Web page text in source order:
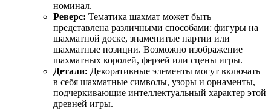
номинал.
Реверс: Тематика шахмат может быть
представлена различными способами: фигуры на
шахматной доске, знаменитые партии или
шахматные позиции. Возможно изображение
шахматных королей, ферзей или сцены игры.
Детали: Декоративные элементы могут включать
в себя шахматные символы, узоры и орнаменты,
подчеркивающие интеллектуальный характер этой
древней игры.